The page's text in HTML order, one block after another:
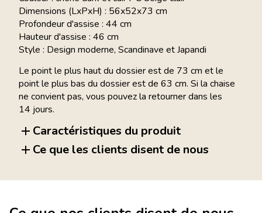
Dimensions (LxPxH) : 56x52x73 cm
Profondeur d'assise : 44 cm
Hauteur d'assise : 46 cm
Style : Design moderne, Scandinave et Japandi
Le point le plus haut du dossier est de 73 cm et le
point le plus bas du dossier est de 63 cm. Si la chaise
ne convient pas, vous pouvez la retourner dans les
14 jours.
Caractéristiques du produit
Ce que les clients disent de nous